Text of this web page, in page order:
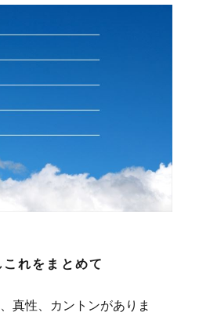
れをまとめて
真性、カントンがありま